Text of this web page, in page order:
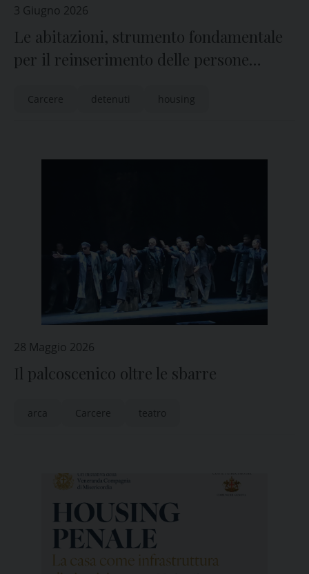
3 Giugno 2026
Le abitazioni, strumento fondamentale
per il reinserimento delle persone
Carcere detenuti housing
28 Maggio 2026
Il palcoscenico oltre le sbarre
arca Carcere teatro